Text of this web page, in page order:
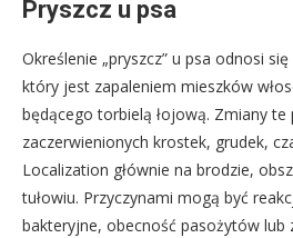
Pryszcz u psa
Określenie „pryszcz” u psa odnosi
który jest zapaleniem mieszków
będącego torbielą łojową. Zmiany te
zaczerwienionych krostek, grudek,
Localization głównie na brodzie,
tułowiu. Przyczynami mogą być
bakteryjne, obecność pasożytów lub